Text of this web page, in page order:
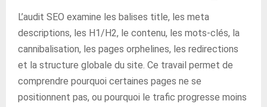
L’audit SEO examine les balises title, les meta
descriptions, les H1/H2, le contenu, les mots-clés, la
cannibalisation, les pages orphelines, les redirections
et la structure globale du site. Ce travail permet de
comprendre pourquoi certaines pages ne se
positionnent pas, ou pourquoi le trafic progresse moins